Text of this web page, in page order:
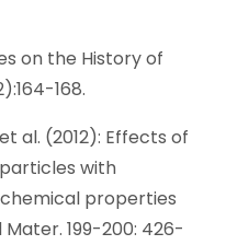
on the History of
168.
et al. (2012): Effects of
with
properties
199-200: 426-